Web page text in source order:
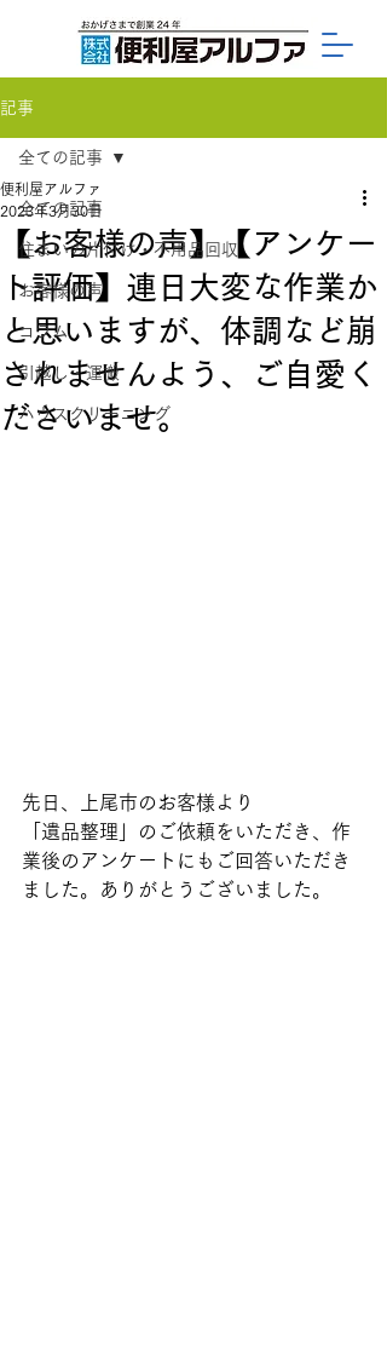
記事
全ての記事
住まいの片付け・不用品回収
お客様の声
コラム
引越し・運搬
ハウスクリーニング
全ての記事
【お客様の声】【アンケー
ト評価】連日大変な作業か
と思いますが、体調など崩
されませんよう、ご自愛く
ださいませ。
便利屋アルファ
2023年3月30日
先日、上尾市のお客様より
「遺品整理」のご依頼をいただき、作
業後のアンケートにもご回答いただき
ました。ありがとうございました。